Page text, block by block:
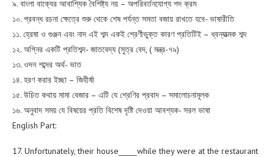
৯. বাংলা বাক্যের আবাশ্যিক বৈশিষ্ট্য নয় – অপরিবর্তনযোগ্য পদ ক্রম
১০. প্রবন্ধ রচনা ক্ষেত্রে শুরু থেকে শেষ পর্যন্ত সমতা বজায় রাখতে হবে- ভাষারীতি
১১. হ্রেষা ও গুঞ্জন এবং নাদ এই শব্দ একই শ্রেণীভুক্ত কারণ প্রতিটিই – ধ্বন্যাত্মক শব্দ
১২. অগ্নির একটি প্রতিশব্দ- জাতবেদ্য (সুত্র বেদ, ( মন্ত্র-৭৯)
১৩. ওদন শব্দের অর্থ- ভাত
১৪. হরণ করার ইচ্ছা – জিহীর্ষা
১৫. উচিত কথায় মামা বেজার – এটি যে শ্রেণির প্রবাদ – সমালোচনামূলক
১৬. অনুবাদ সময় যে বিষয়ের প্রতি বিশেষ দৃষ্টি দেওয়া আবশ্যক- সরল ভাষা
English Part:
17. Unfortunately, their house_____while they were at the restaurant